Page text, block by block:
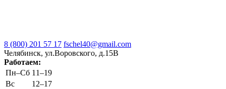
8 (800) 201 57 17 fschel40@gmail.com
Челябинск, ул.Воровского, д.15В
Работаем:
Пн–Cб 11–19
Вс
12–17